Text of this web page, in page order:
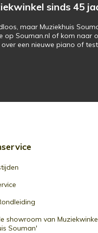
sinds 45
maar Muziekhuis
op Souman.nl of kom naar
een nieuwe piano of
showroom van
Souman'